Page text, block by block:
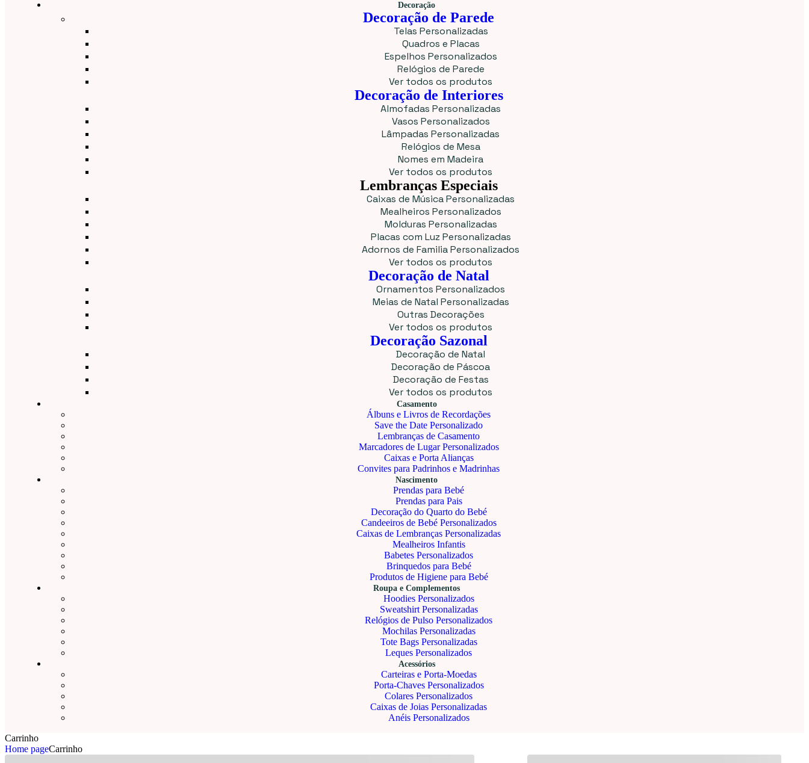
Decoração
Decoração de Parede
Telas Personalizadas
Quadros e Placas
Espelhos Personalizados
Relógios de Parede
Ver todos os produtos
Decoração de Interiores
Almofadas Personalizadas
Vasos Personalizados
Lâmpadas Personalizadas
Relógios de Mesa
Nomes em Madeira
Ver todos os produtos
Lembranças Especiais
Caixas de Música Personalizadas
Mealheiros Personalizados
Molduras Personalizadas
Placas com Luz Personalizadas
Adornos de Familia Personalizados
Ver todos os produtos
Decoração de Natal
Ornamentos Personalizados
Meias de Natal Personalizadas
Outras Decorações
Ver todos os produtos
Decoração Sazonal
Decoração de Natal
Decoração de Páscoa
Decoração de Festas
Ver todos os produtos
Casamento
Álbuns e Livros de Recordações
Save the Date Personalizado
Lembranças de Casamento
Marcadores de Lugar Personalizados
Caixas e Porta Alianças
Convites para Padrinhos e Madrinhas
Nascimento
Prendas para Bebé
Prendas para Pais
Decoração do Quarto do Bebé
Candeeiros de Bebé Personalizados
Caixas de Lembranças Personalizadas
Mealheiros Infantis
Babetes Personalizados
Brinquedos para Bebé
Produtos de Higiene para Bebé
Roupa e Complementos
Hoodies Personalizados
Sweatshirt Personalizadas
Relógios de Pulso Personalizados
Mochilas Personalizadas
Tote Bags Personalizadas
Leques Personalizados
Acessórios
Carteiras e Porta-Moedas
Porta-Chaves Personalizados
Colares Personalizados
Caixas de Joias Personalizadas
Anéis Personalizados
Carrinho
Home pageCarrinho